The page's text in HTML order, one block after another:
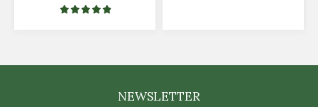
NEWSLETTER